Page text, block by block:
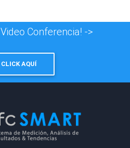
Conferencia! ->
CLICK AQUÍ